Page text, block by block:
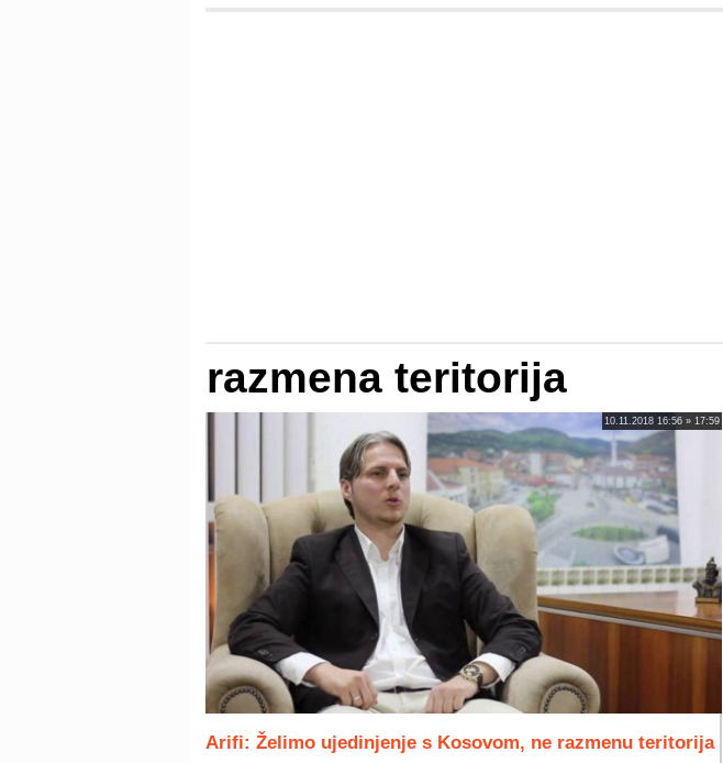
razmena teritorija
10.11.2018 16:56 » 17:59
Arifi: Želimo ujedinjenje s Kosovom, ne razmenu teritorija